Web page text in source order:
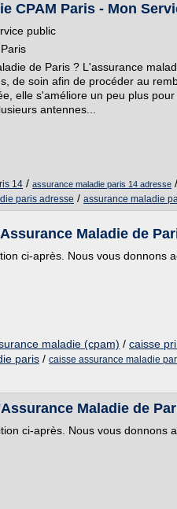
CPAM Paris - Mon
public
de Paris ? L'assurance
de soin afin de procéder au
elle s'améliore un peu plus
antennes...
14 / assurance maladie paris 14 adresse /
paris adresse / assurance maladie
Maladie de
ci-après. Nous vous donnons
maladie (cpam) / caisse
paris / caisse assurance maladie
Maladie de
ci-après. Nous vous donnons